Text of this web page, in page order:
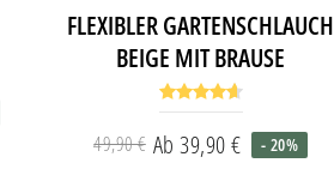
FLEXIBLER GARTENSCHLAUCH
BEIGE MIT BRAUSE
Normaler
49,90 € Sonderpreis
Ab 39,90 € - 20%